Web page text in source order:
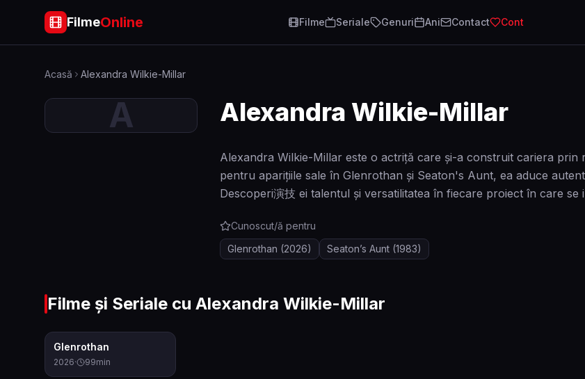
FilmeOnline Filme Seriale Genuri Ani Contact Cont
Acasă Alexandra Wilkie-Millar
A Alexandra Wilkie-Millar
Alexandra Wilkie-Millar este o actriță care și-a construit cariera
pentru aparițiile sale în Glenrothan și Seaton's Aunt, ea aduce
Descoperi演技 ei talentul și versatilitatea în fiecare proiect în care se
Cunoscut/ă pentru
Glenrothan (2026) Seaton’s Aunt (1983)
Filme și Seriale cu Alexandra Wilkie-Millar
Glenrothan
2026· 99min